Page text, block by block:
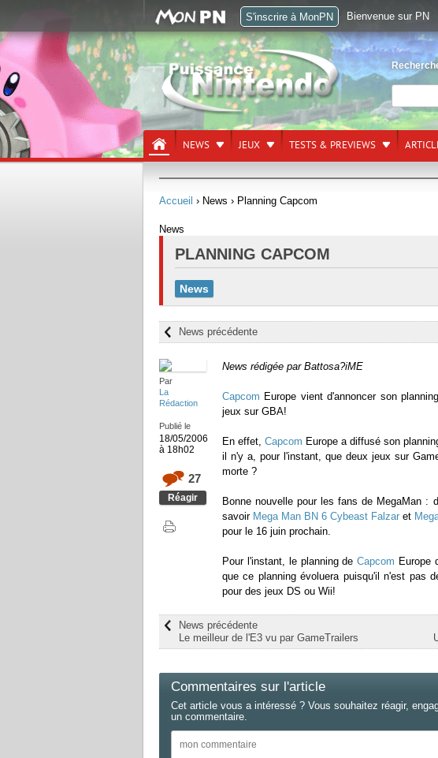
NEWS JEUX TESTS & PREVIEWS
Accueil › News › Planning Capcom
News
PLANNING CAPCOM
News
News précédente
Par
La
Rédaction
Publié le
18/05/2006
à 18h02
27
Réagir
News rédigée par Battosa?iME
Capcom Europe vient d'annoncer son
jeux sur GBA!
En effet,Capcom Europe a diffusé son
il n'y a, pour l'instant, que deux jeux sur
morte ?
Bonne nouvelle pour les fans de MegaMan :
savoir Mega Man BN 6 Cybeast Falzar et
pour le 16 juin prochain.
Pour l'instant, le planning deCapcom Europe
que ce planning évoluera puisqu'il n'est pas
pour des jeux DS ou Wii!
News précédente
Le meilleur de l'E3 vu par GameTrailers
Commentaires sur l'article
Cet article vous a intéressé ? Vous souhaitez réagir,
un commentaire.
S'inscrire à MonPN Bienvenue sur PN